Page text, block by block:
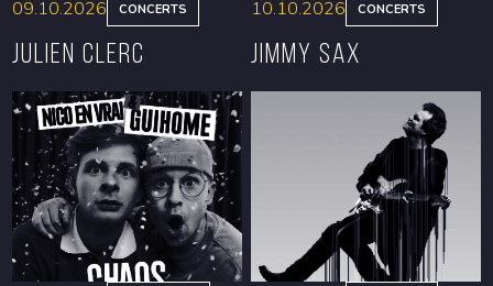
RÉSERVER
09.10.2026 CONCERTS
Julien Clerc
RÉSERVER
10.10.2026 CONCERTS
Jimmy Sax